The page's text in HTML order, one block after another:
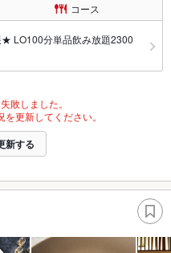
コース
LO100分単品飲み放題2300
敗しました。
更新してください。
新する